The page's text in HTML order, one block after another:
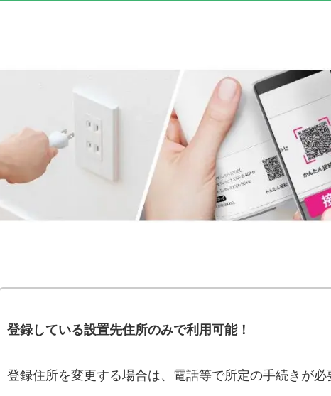
登録している設置先住所のみで利用可能！
登録住所を変更する場合は、電話等で所定の手続きが必